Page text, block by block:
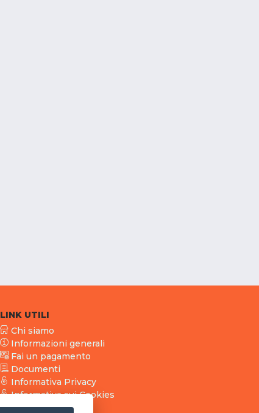
LINK UTILI
Chi siamo
Informazioni generali
Fai un pagamento
Documenti
Informativa Privacy
Informativa sui Cookies